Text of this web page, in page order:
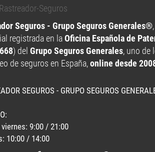
Seguros - Grupo Seguros Generales®
registrada en laOficina Española de
) del Grupo Seguros Generales, uno de
de seguros en España,online desde
SEGUROS - GRUPO SEGUROS
9:00 / 21:00
10:00 / 14:00